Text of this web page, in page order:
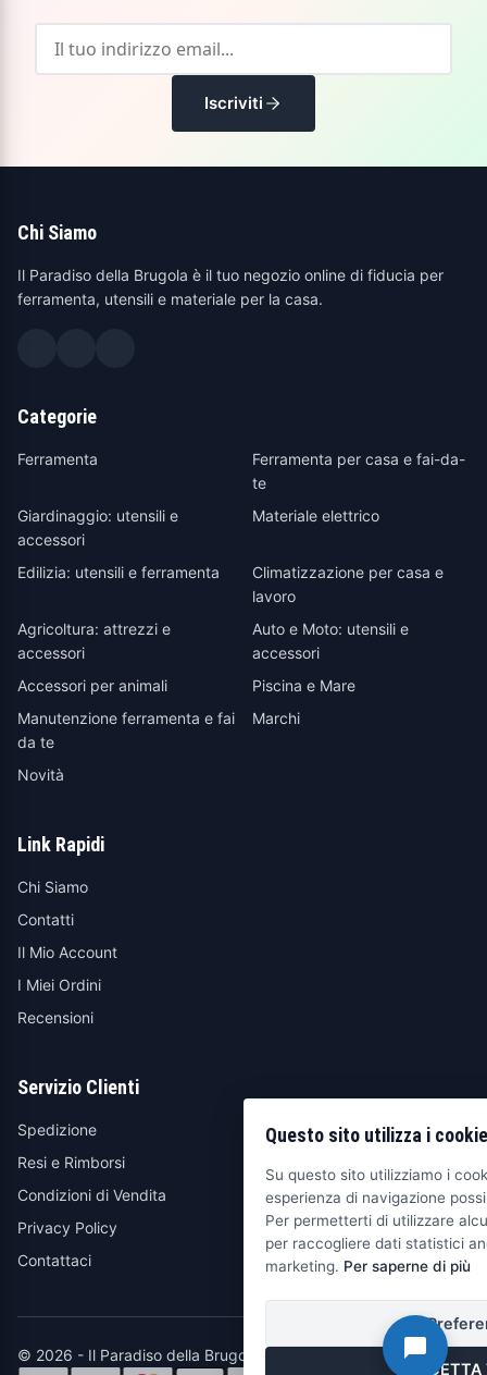
Iscriviti
Chi Siamo
Il Paradiso della Brugola è il tuo negozio online di fiducia per
ferramenta, utensili e materiale per la casa.
Categorie
Ferramenta
Ferramenta per casa e fai-da-
te
Giardinaggio: utensili e
accessori
Materiale elettrico
Edilizia: utensili e ferramenta
Climatizzazione per casa e
lavoro
Agricoltura: attrezzi e
accessori
Auto e Moto: utensili e
accessori
Accessori per animali
Piscina e Mare
Manutenzione ferramenta e fai
da te
Marchi
Novità
Link Rapidi
Chi Siamo
Contatti
Il Mio Account
I Miei Ordini
Recensioni
Servizio Clienti
Spedizione
Resi e Rimborsi
Condizioni di Vendita
Privacy Policy
Contattaci
© 2026 - Il Paradiso della Brugola
Questo sito utilizza i cookie
Su questo sito utilizziamo i
esperienza di navigazione
Per permetterti di utilizzare
per raccogliere dati statistici
marketing. Per saperne di più